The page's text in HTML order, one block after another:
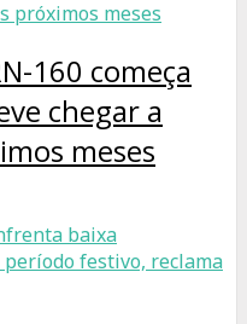
160 começa
chegar a
meses